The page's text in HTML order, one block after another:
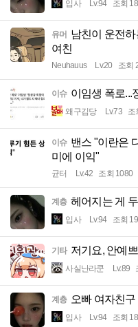
입사 Lv.94 조회
유머 남친이 운전
여친
Neuhauus Lv.20 조회
이슈 이임생 폭로...
왜구김당 Lv.73 조
이슈 밴스 "이란은
미에 이익"
균터 Lv.42 조회 1080
계층 헤어지는 게
입사 Lv.94 조회
기타 저기요, 안예
사실난라쿤 Lv.89
계층 오빠 여자친
입사 Lv.94 조회